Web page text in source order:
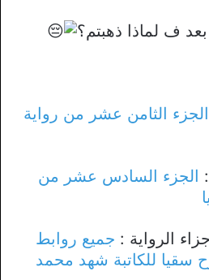
ف لماذا ذهبتم؟
الجزء الثامن عشر من رواية
الجزء السادس عشر من
الرواية : جميع روابط
سقيا للكاتبة شهد محمد